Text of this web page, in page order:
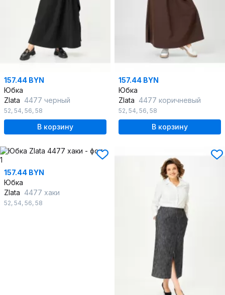
157.44 BYN
Юбка
Zlata 4477 черный
52, 54, 56, 58
В корзину
157.44 BYN
Юбка
Zlata 4477 коричневый
52, 54, 56, 58
В корзину
157.44 BYN
Юбка
Zlata 4477 хаки
52, 54, 56, 58